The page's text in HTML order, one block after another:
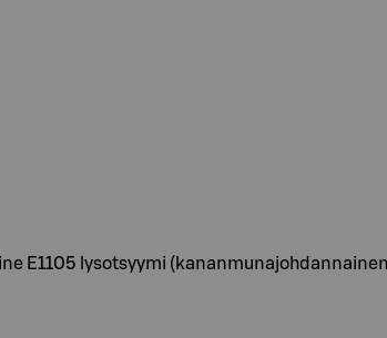
E1105 lysotsyymi